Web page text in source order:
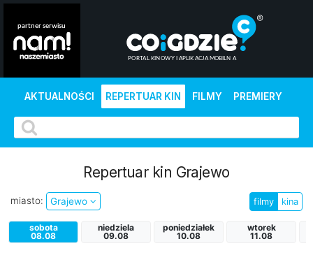
AKTUALNOŚCI REPERTUAR KIN FILMY PREMIERY
Repertuar kin Grajewo
miasto: Grajewo filmy kina
sobota
08.08
niedziela
09.08
poniedziałek
10.08
wtorek
11.08